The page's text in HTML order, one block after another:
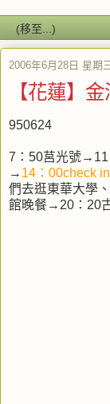
2006年6月28日 星期
【花蓮】
950624
7：50莒光號
→ 14：00check
們去逛東華大學
館晚餐→20：20